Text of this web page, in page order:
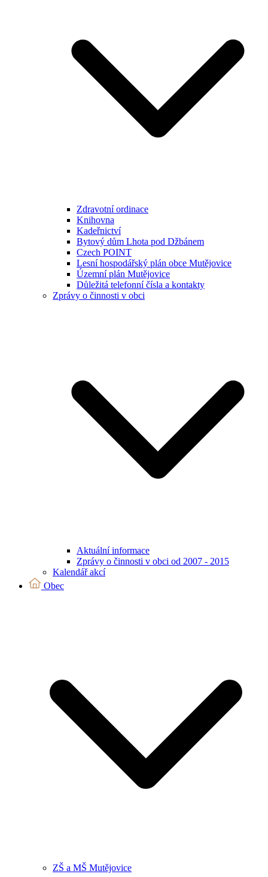
Zdravotní ordinace
Knihovna
Kadeřnictví
Bytový dům Lhota pod Džbánem
Czech POINT
Lesní hospodářský plán obce Mutějovice
Územní plán Mutějovice
Důležitá telefonní čísla a kontakty
Zprávy o činnosti v obci
Aktuální informace
Zprávy o činnosti v obci od 2007 - 2015
Kalendář akcí
Obec
ZŠ a MŠ Mutějovice